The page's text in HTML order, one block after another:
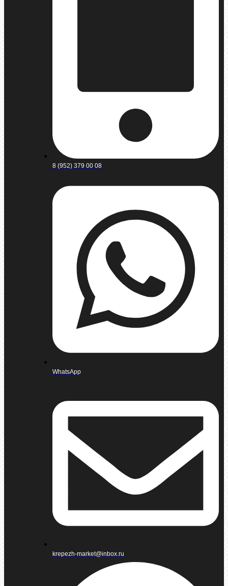
8 (952) 379 00 08
WhatsApp
krepezh-market@inbox.ru